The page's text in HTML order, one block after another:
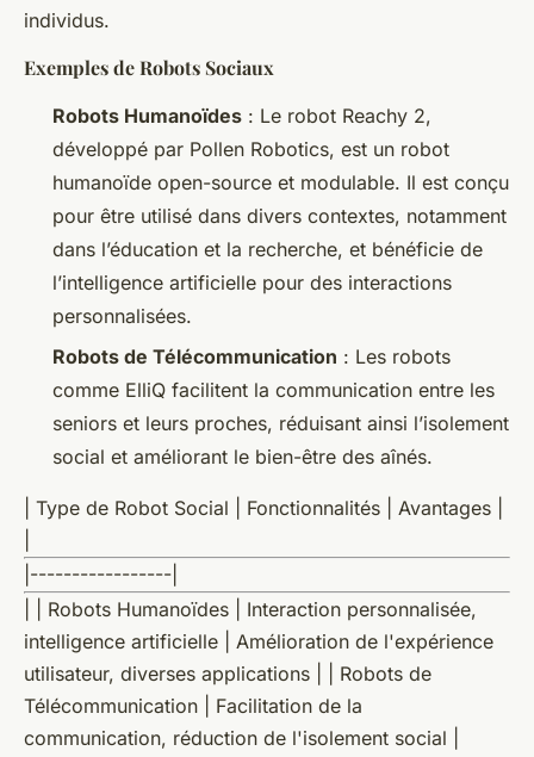
individus.
Exemples de Robots Sociaux
Robots Humanoïdes : Le robot Reachy 2,
développé par Pollen Robotics, est un robot
humanoïde open-source et modulable. Il est conçu
pour être utilisé dans divers contextes, notamment
dans l’éducation et la recherche, et bénéficie de
l’intelligence artificielle pour des interactions
personnalisées.
Robots de Télécommunication : Les robots
comme ElliQ facilitent la communication entre les
seniors et leurs proches, réduisant ainsi l’isolement
social et améliorant le bien-être des aînés.
| Type de Robot Social | Fonctionnalités | Avantages |
|-----------------|
| | Robots Humanoïdes | Interaction personnalisée,
intelligence artificielle | Amélioration de l'expérience
utilisateur, diverses applications | | Robots de
Télécommunication | Facilitation de la
communication, réduction de l'isolement social |